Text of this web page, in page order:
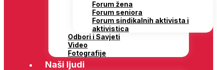
Forum žena
Forum seniora
Forum sindikalnih aktivista i
aktivistica
Odbori i Savjeti
Video
Fotografije
Naši ljudi